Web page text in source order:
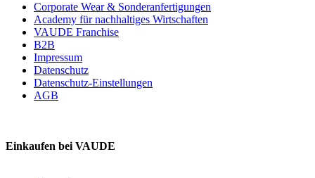
Corporate Wear & Sonderanfertigungen
Academy für nachhaltiges Wirtschaften
VAUDE Franchise
B2B
Impressum
Datenschutz
Datenschutz-Einstellungen
AGB
Einkaufen bei VAUDE